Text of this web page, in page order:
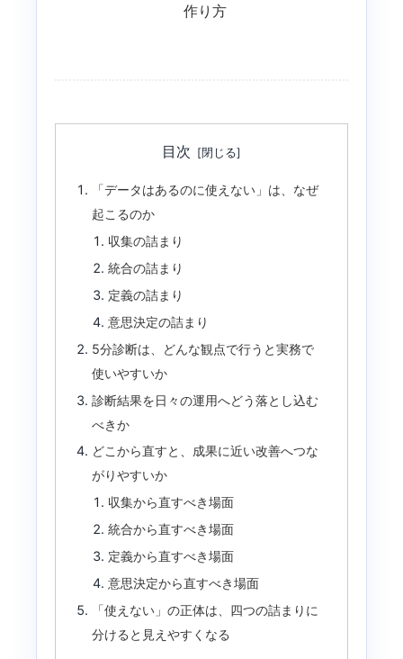
作り方
目次
「データはあるのに使えない」は、なぜ
起こるのか
収集の詰まり
統合の詰まり
定義の詰まり
意思決定の詰まり
5分診断は、どんな観点で行うと実務で
使いやすいか
診断結果を日々の運用へどう落とし込む
べきか
どこから直すと、成果に近い改善へつな
がりやすいか
収集から直すべき場面
統合から直すべき場面
定義から直すべき場面
意思決定から直すべき場面
「使えない」の正体は、四つの詰まりに
分けると見えやすくなる